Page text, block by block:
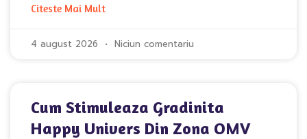
Citeste Mai Mult
4 august 2026 Niciun comentariu
Cum Stimuleaza Gradinita
Happy Univers Din Zona OMV